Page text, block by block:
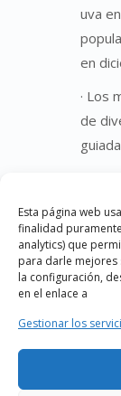
Esta página web
finalidad
analytics) que
para darle mejores
la configuración,
en el enlace a
Gestionar los
uva
en
· Los
de
El
El
El